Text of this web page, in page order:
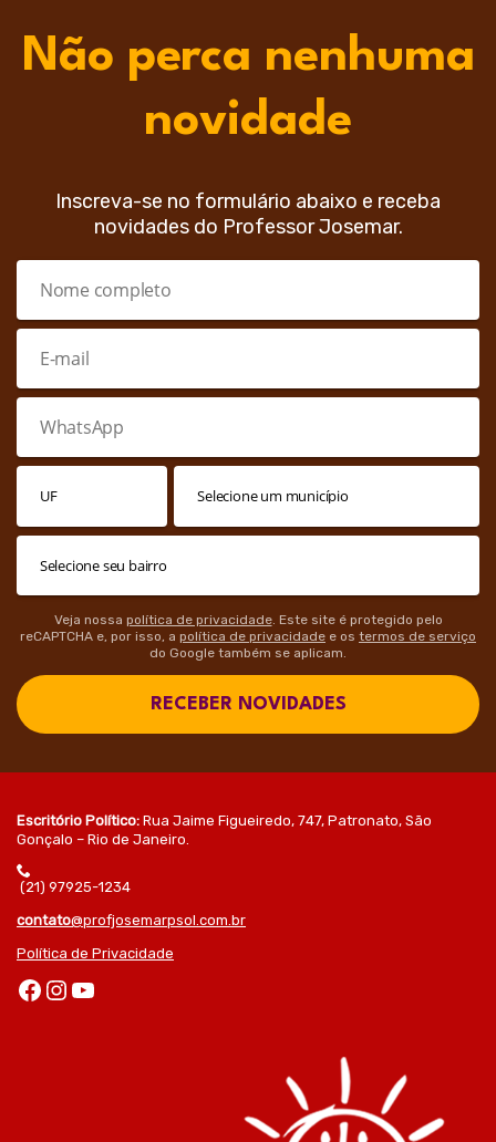
Não perca nenhuma
novidade
Inscreva-se no formulário abaixo e receba
novidades do Professor Josemar.
Veja nossa política de privacidade. Este site é protegido pelo
reCAPTCHA e, por isso, a política de privacidade e os termos de serviço
do Google também se aplicam.
RECEBER NOVIDADES
Escritório Político: Rua Jaime Figueiredo, 747, Patronato, São
Gonçalo – Rio de Janeiro.
(21) 97925-1234
contato@profjosemarpsol.com.br
Política de Privacidade
Facebook Instagram Youtube